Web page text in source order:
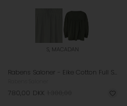
S, MACADAN
Rabens Saloner - Eike Cotton Full Sleeve Bluse - Macadan
780,00 DKK